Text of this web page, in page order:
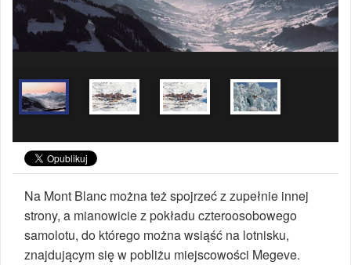
Na Mont Blanc można też spojrzeć z zupełnie innej
strony, a mianowicie z pokładu czteroosobowego
samolotu, do którego można wsiąść na lotnisku,
znajdującym się w pobliżu miejscowości Megeve.